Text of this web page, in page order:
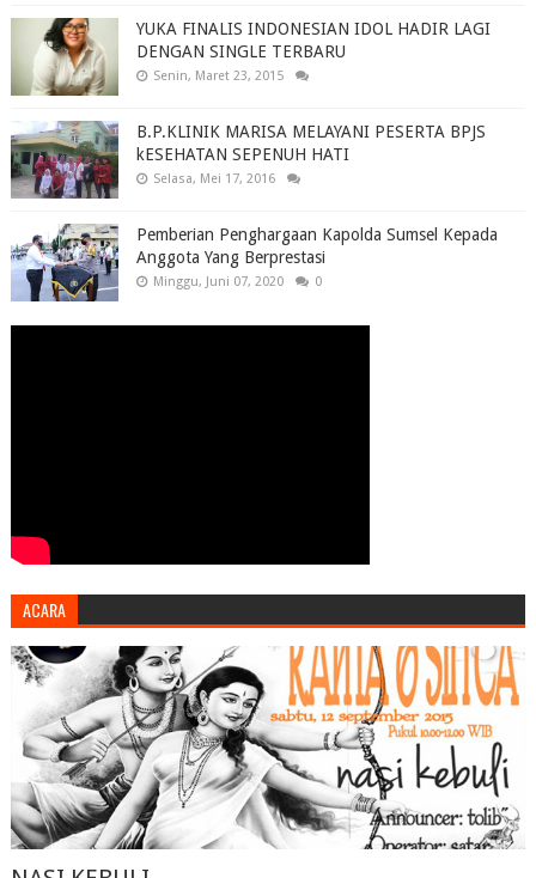
YUKA FINALIS INDONESIAN IDOL HADIR LAGI
DENGAN SINGLE TERBARU
Senin, Maret 23, 2015
B.P.KLINIK MARISA MELAYANI PESERTA BPJS
kESEHATAN SEPENUH HATI
Selasa, Mei 17, 2016
Pemberian Penghargaan Kapolda Sumsel Kepada
Anggota Yang Berprestasi
Minggu, Juni 07, 2020 0
ACARA